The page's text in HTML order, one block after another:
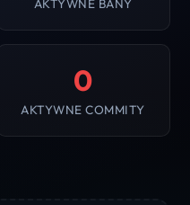
AKTYWNE BANY
0
AKTYWNE COMMITY